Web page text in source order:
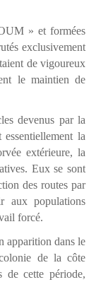
» et formées
exclusivement
de vigoureux
le maintien de
devenus par la
la
extérieure, la
Eux se sont
des routes par
aux populations
forcé.
apparition dans le
de la côte
de cette période,